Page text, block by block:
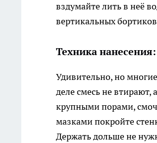
вздумайте лить в неё
вертикальных
Техника
Удивительно, но
деле смесь не втирают, а
крупными порами,
мазками покройте
Держать дольше не